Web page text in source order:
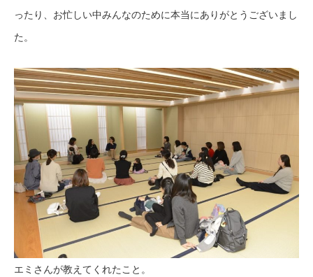
ったり、お忙しい中みんなのために本当にありがとうございまし
た。
エミさんが教えてくれたこと。